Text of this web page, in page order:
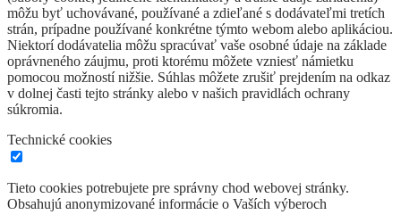
môžu byť uchovávané, používané a zdieľané s dodávateľmi tretích
strán, prípadne používané konkrétne týmto webom alebo aplikáciou.
Niektorí dodávatelia môžu spracúvať vaše osobné údaje na základe
oprávneného záujmu, proti ktorému môžete vzniesť námietku
pomocou možností nižšie. Súhlas môžete zrušiť prejdením na odkaz
v dolnej časti tejto stránky alebo v našich pravidlách ochrany
súkromia.
Technické cookies
Tieto cookies potrebujete pre správny chod webovej stránky.
Obsahujú anonymizované informácie o Vaších výberoch